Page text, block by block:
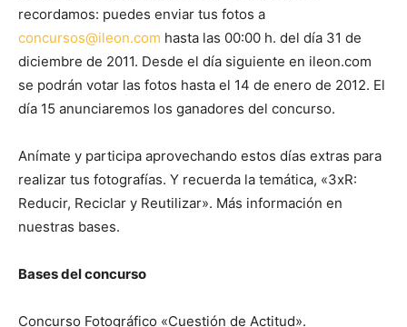
recordamos: puedes enviar tus fotos a
concursos@ileon.com hasta las 00:00 h. del día 31 de
diciembre de 2011. Desde el día siguiente en ileon.com
se podrán votar las fotos hasta el 14 de enero de 2012. El
día 15 anunciaremos los ganadores del concurso.
Anímate y participa aprovechando estos días extras para
realizar tus fotografías. Y recuerda la temática, «3xR:
Reducir, Reciclar y Reutilizar». Más información en
nuestras bases.
Bases del concurso
Concurso Fotográfico «Cuestión de Actitud».